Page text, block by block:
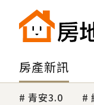
房產新訊
青安3.0